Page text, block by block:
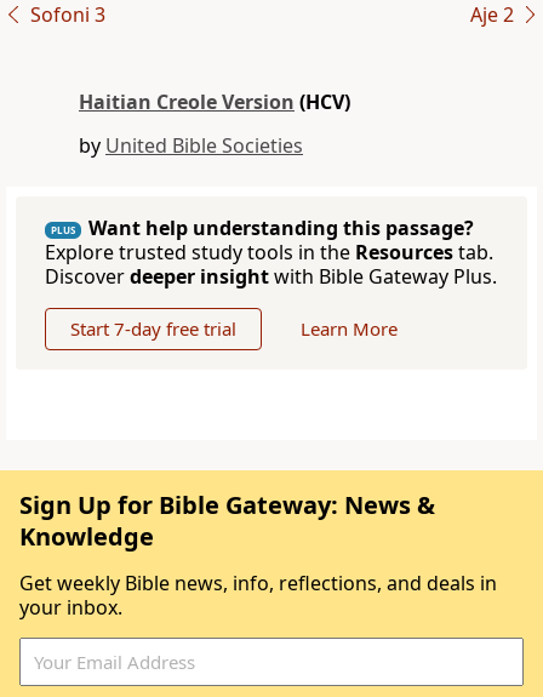
Sofoni 3 Aje 2
Haitian Creole Version (HCV)
by United Bible Societies
PLUS
Want help understanding this passage?
Explore trusted study tools in the Resourcestab.
Discoverdeeper insightwith Bible Gateway Plus.
Start 7-day free trial Learn More
Sign Up for Bible Gateway: News &
Knowledge
Get weekly Bible news, info, reflections, and deals in
your inbox.